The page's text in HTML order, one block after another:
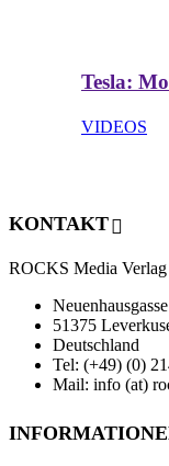
Tesla:
VIDEOS
KONTAKT
ROCKS Media Verlag
51375
Deutschland
Tel: (+49) (0)
Mail: info (at)